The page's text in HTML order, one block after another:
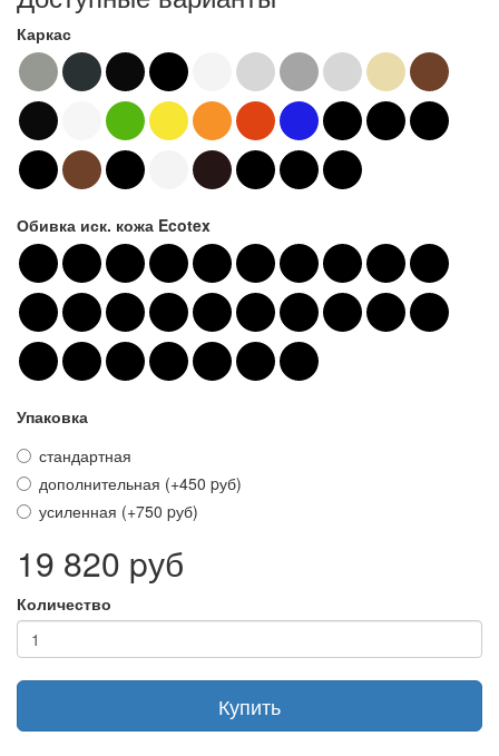
Каркас
Обивка иск. кожа Ecotex
Упаковка
стандартная
дополнительная (+450 pуб)
усиленная (+750 pуб)
19 820 pуб
Количество
Купить